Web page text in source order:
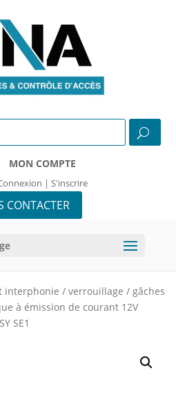
MON COMPTE
| S'inscrire
CONTACTER
interphonie / verrouillage / gâches
à émission de courant 12V
SE1